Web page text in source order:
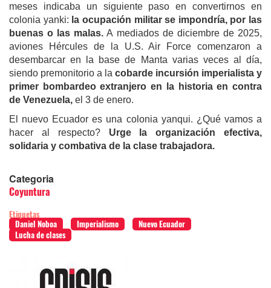
meses indicaba un siguiente paso en convertirnos en
colonia yanki: la ocupación militar se impondría, por las
buenas o las malas. A mediados de diciembre de 2025,
aviones Hércules de la U.S. Air Force comenzaron a
desembarcar en la base de Manta varias veces al día,
siendo premonitorio a la cobarde incursión imperialista y
primer bombardeo extranjero en la historia en contra
de Venezuela, el 3 de enero.
El nuevo Ecuador es una colonia yanqui. ¿Qué vamos a
hacer al respecto?
Urge la organización efectiva,
solidaria y combativa de la clase trabajadora.
Categoria
Coyuntura
Etiquetas
Daniel Noboa
Imperialismo
Nuevo Ecuador
Lucha de clases